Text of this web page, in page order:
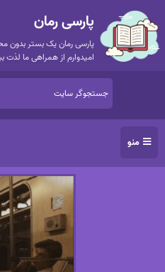
پارسی رمان
پارسی رمان یک بستر بدون
امیدوارم از همراهی ما لذت
منو